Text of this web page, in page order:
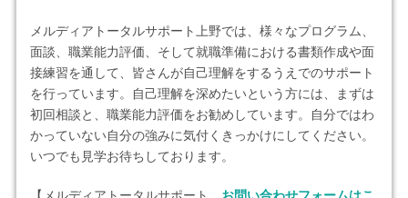
メルディアトータルサポート上野では、様々なプログラム、
面談、職業能力評価、そして就職準備における書類作成や面
接練習を通して、皆さんが自己理解をするうえでのサポート
を行っています。自己理解を深めたいという方には、まずは
初回相談と、職業能力評価をお勧めしています。自分ではわ
かっていない自分の強みに気付くきっかけにしてください。
いつでも見学お待ちしております。
【メルディアトータルサポート お問い合わせフォームはこ